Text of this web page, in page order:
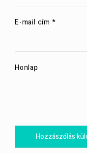
E-mail cím *
Honlap